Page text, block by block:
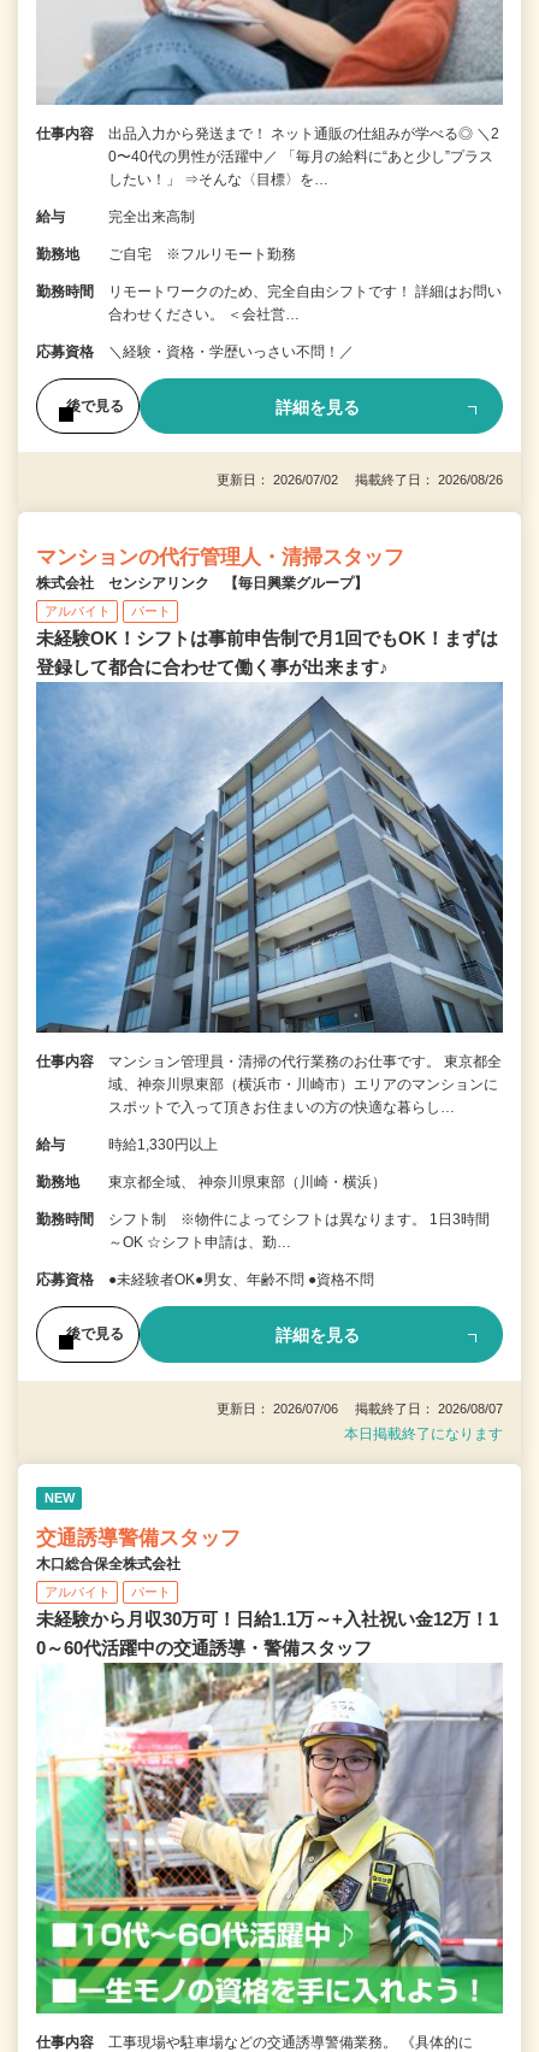
仕事内容
出品入力から発送まで！ ネット通販の仕組みが学べる◎ ＼2
0〜40代の男性が活躍中／ 「毎月の給料に“あと少し”プラス
したい！」 ⇒そんな〈目標〉を…
給与 完全出来高制
勤務地 ご自宅 ※フルリモート勤務
勤務時間
リモートワークのため、完全自由シフトです！ 詳細はお問い
合わせください。 ＜会社営…
応募資格 ＼経験・資格・学歴いっさい不問！／
後で見る 詳細を見る
更新日： 2026/07/02 掲載終了日： 2026/08/26
マンションの代行管理人・清掃スタッフ
株式会社 センシアリンク 【毎日興業グループ】
アルバイト パート
未経験OK！シフトは事前申告制で月1回でもOK！まずは
登録して都合に合わせて働く事が出来ます♪
仕事内容
マンション管理員・清掃の代行業務のお仕事です。 東京都全
域、神奈川県東部（横浜市・川崎市）エリアのマンションに
スポットで入って頂きお住まいの方の快適な暮らし…
給与 時給1,330円以上
勤務地 東京都全域、 神奈川県東部（川崎・横浜）
勤務時間
シフト制 ※物件によってシフトは異なります。 1日3時間
～OK ☆シフト申請は、勤…
応募資格 ●未経験者OK●男女、年齢不問 ●資格不問
後で見る 詳細を見る
更新日： 2026/07/06 掲載終了日： 2026/08/07
本日掲載終了になります
NEW
交通誘導警備スタッフ
木口総合保全株式会社
アルバイト パート
未経験から月収30万可！日給1.1万～+入社祝い金12万！1
0～60代活躍中の交通誘導・警備スタッフ
仕事内容
工事現場や駐車場などの交通誘導警備業務。 《具体的に